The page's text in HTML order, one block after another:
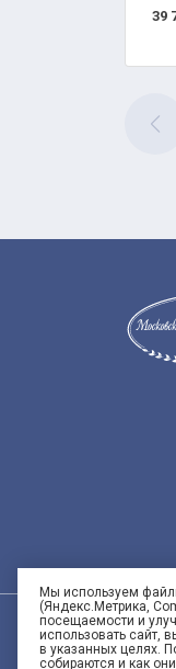
39
Мы используем
(Яндекс.Метрика,
посещаемости и
использовать сайт,
в указанных целях.
собираются и как